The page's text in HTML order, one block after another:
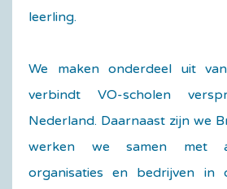
leerling.
We maken onderdeel uit
verbindt VO-scholen
Nederland. Daarnaast zijn we
werken we samen met
organisaties en bedrijven in